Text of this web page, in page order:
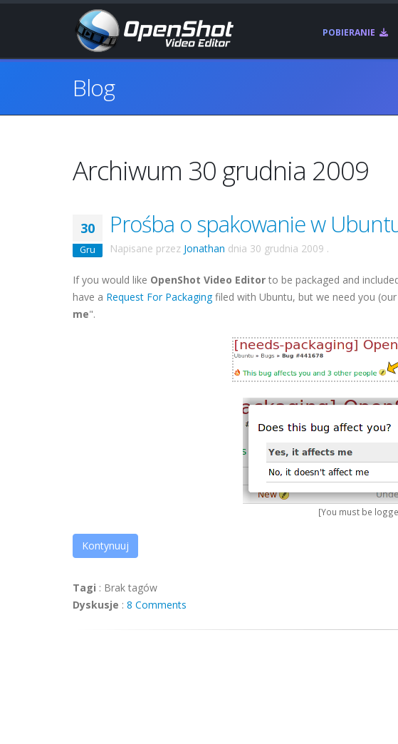
POBIERANIE
Blog
Archiwum 30 grudnia 2009
30
Gru
Prośba o spakowanie w
Napisane przez Jonathan dnia 30 grudnia 2009 .
If you would like OpenShot Video Editor to be packaged and
have a Request For Packagingfiled with Ubuntu, but we need you
me".
[You must be
Kontynuuj
Tagi : Brak tagów
Dyskusje : 8 Comments